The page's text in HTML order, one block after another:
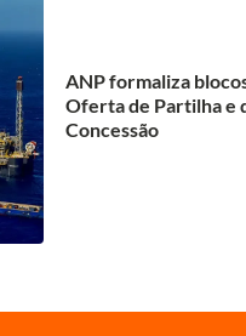
ANP formaliza
Oferta de Partilha e
Concessão